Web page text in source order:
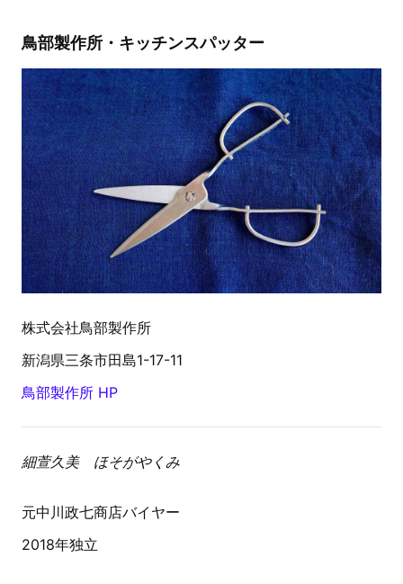
鳥部製作所・キッチンスパッター
株式会社鳥部製作所
新潟県三条市田島1-17-11
鳥部製作所 HP
細萱久美 ほそがやくみ
元中川政七商店バイヤー
2018年独立